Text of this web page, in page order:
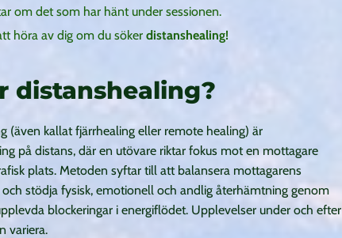
om det som har hänt under sessionen.
höra av dig om du söker distanshealing!
distanshealing?
(även kallat fjärrhealing eller remote healing) är
på distans, där en utövare riktar fokus mot en mottagare
plats. Metoden syftar till att balansera mottagarens
stödja fysisk, emotionell och andlig återhämtning genom
blockeringar i energiflödet. Upplevelser under och efter
variera.